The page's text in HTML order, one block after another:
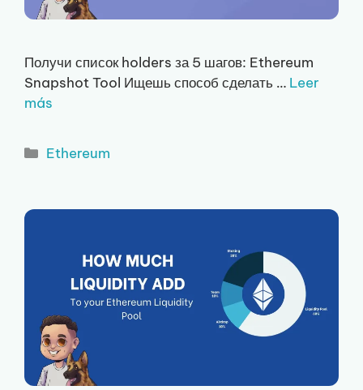
Получи список holders за 5 шагов: Ethereum
Snapshot Tool Ищешь способ сделать … Leer
más
Рубрики
Ethereum